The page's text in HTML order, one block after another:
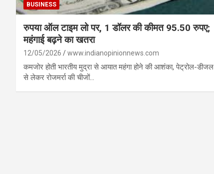
BUSINESS
रुपया ऑल टाइम लो पर, 1 डॉलर की कीमत 95.50 रुपए;
महंगाई बढ़ने का खतरा
12/05/2026 www.indianopinionnews.com
कमजोर होती भारतीय मुद्रा से आयात महंगा होने की आशंका, पेट्रोल-डीजल
से लेकर रोजमर्रा की चीजों…